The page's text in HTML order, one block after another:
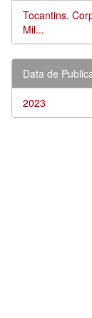
Tocantins.
Mil...
Data de
2023